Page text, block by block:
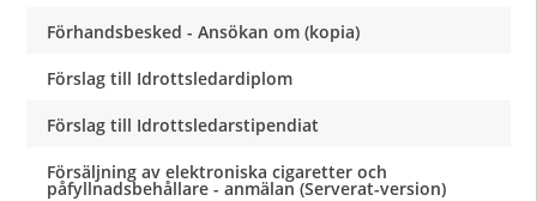
Förhandsbesked - Ansökan om (kopia)
Förslag till Idrottsledardiplom
Förslag till Idrottsledarstipendiat
Försäljning av elektroniska cigaretter och
påfyllnadsbehållare - anmälan (Serverat-version)